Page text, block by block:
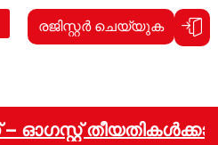
രജിസ്റ്റർ ചെയ്യുക